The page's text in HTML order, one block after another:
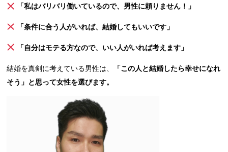
「私はバリバリ働いているので、男性に頼りません！」
「条件に合う人がいれば、結婚してもいいです」
「自分はモテる方なので、いい人がいれば考えます」
結婚を真剣に考えている男性は、
「この人と結婚したら幸せになれ
そう」と思って女性を選びます。